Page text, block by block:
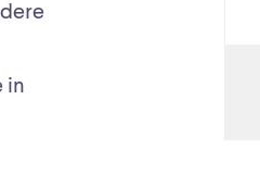
in